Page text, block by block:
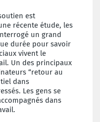
est
récente étude, les
un grand
durée pour savoir
vivent le
Un des principaux
“retour au
dans
Les gens se
dans